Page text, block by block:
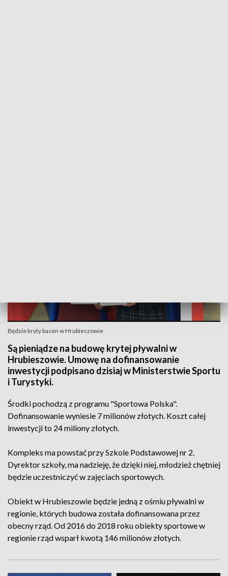
Będzie kryty basen w Hrubieszowie
Są pieniądze na budowę krytej pływalni w
Hrubieszowie. Umowę na dofinansowanie
inwestycji podpisano dzisiaj w Ministerstwie Sportu
i Turystyki.
Środki pochodzą z programu "Sportowa Polska".
Dofinansowanie wyniesie 7 milionów złotych. Koszt całej
inwestycji to 24 miliony złotych.
Kompleks ma powstać przy Szkole Podstawowej nr 2.
Dyrektor szkoły, ma nadzieję, że dzięki niej, młodzież chętniej
będzie uczestniczyć w zajęciach sportowych.
Obiekt w Hrubieszowie będzie jedną z ośmiu pływalni w
regionie, których budowa została dofinansowana przez
obecny rząd. Od 2016 do 2018 roku obiekty sportowe w
regionie rząd wsparł kwotą 146 milionów złotych.